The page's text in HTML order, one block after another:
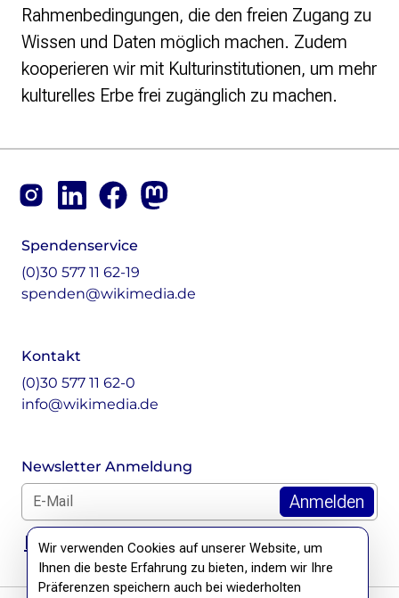
Rahmenbedingungen, die den freien Zugang zu
Wissen und Daten möglich machen. Zudem
kooperieren wir mit Kulturinstitutionen, um mehr
kulturelles Erbe frei zugänglich zu machen.
InstagramLinkedInFacebookMastodon
Spendenservice
(0)30 577 11 62-19
spenden@wikimedia.de
Kontakt
(0)30 577 11 62-0
info@wikimedia.de
Newsletter Anmeldung
E-Mail für Newsletter *
DSGVO Hinweis
Wir verwenden Cookies auf unserer Website, um
Ihnen die beste Erfahrung zu bieten, indem wir Ihre
Präferenzen speichern auch bei wiederholten